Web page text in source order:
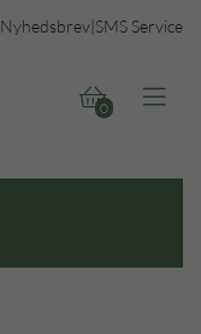
Nyhedsbrev|SMS Service


0